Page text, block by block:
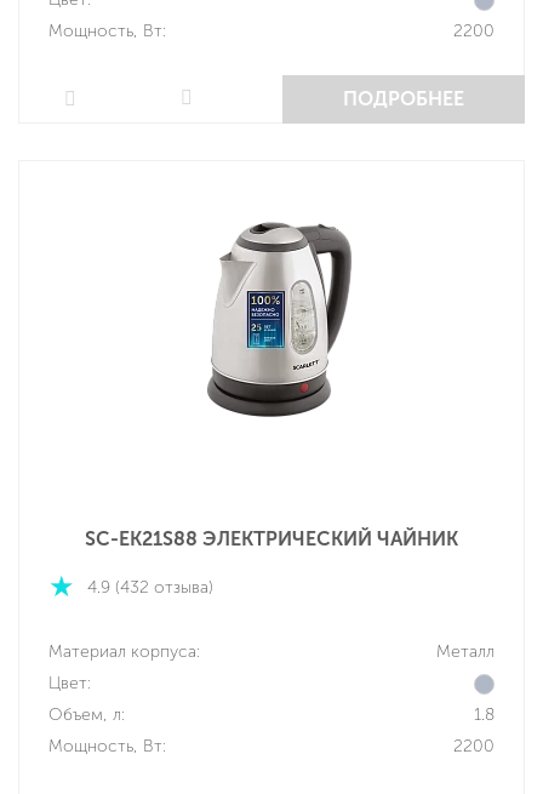
Мощность, Вт:
2200
ПОДРОБНЕЕ
SC-EK21S88 ЭЛЕКТРИЧЕСКИЙ ЧАЙНИК
4.9 (432 отзыва)
Материал корпуса:
Металл
Цвет:
Объем, л:
1.8
Мощность, Вт:
2200